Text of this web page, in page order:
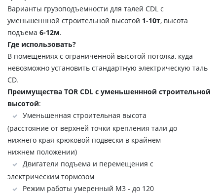
Варианты грузоподъемности для талей CDL с
уменьшеннной строительной высотой 1-10т, высота
подъема 6-12м.
Где использовать?
В помещениях с ограниченной высотой потолка, куда
невозможно установить стандартную электрическую таль
CD.
Преимущества TOR CDL с уменьшеннной строительной
высотой:
Уменьшенная строительная высота
(расстояние от верхней точки крепления тали до
нижнего края крюковой подвески в крайнем
нижнем положении)
Двигатели подъема и перемещения с
электрическим тормозом
Режим работы умеренный М3 - до 120